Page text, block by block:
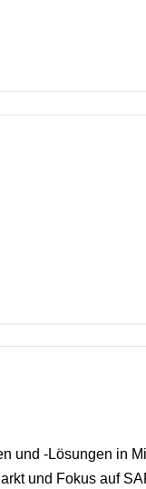
und -Lösungen in
und Fokus auf